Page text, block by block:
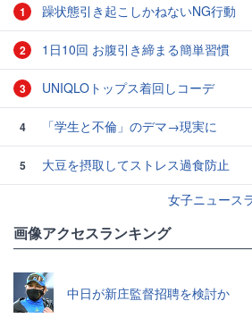
1 躁状態引き起こしかねないNG行動
2 1日10回 お腹引き締まる簡単習慣
3 UNIQLOトップス着回しコーデ
4 「学生と不倫」のデマ→現実に
5
大豆を摂取してストレス過食防止
女子ニュース
画像アクセスランキング
中日が新庄監督招聘を検討か